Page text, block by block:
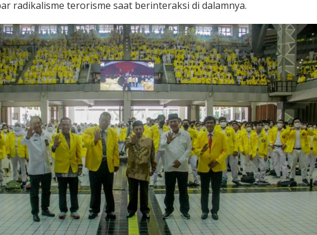
radikalisme terorisme saat berinteraksi di dalamnya.